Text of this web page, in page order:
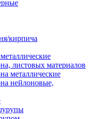
кирпича
листовых материалов
металлические
нейлоновые,